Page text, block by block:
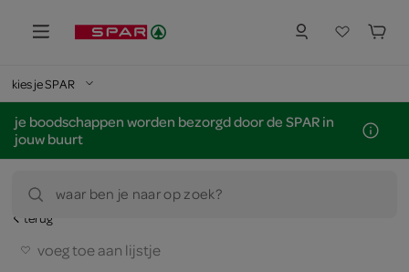
kies je SPAR
je boodschappen worden bezorgd door de SPAR in
jouw buurt
waar ben je naar op zoek?
terug
voeg toe aan lijstje